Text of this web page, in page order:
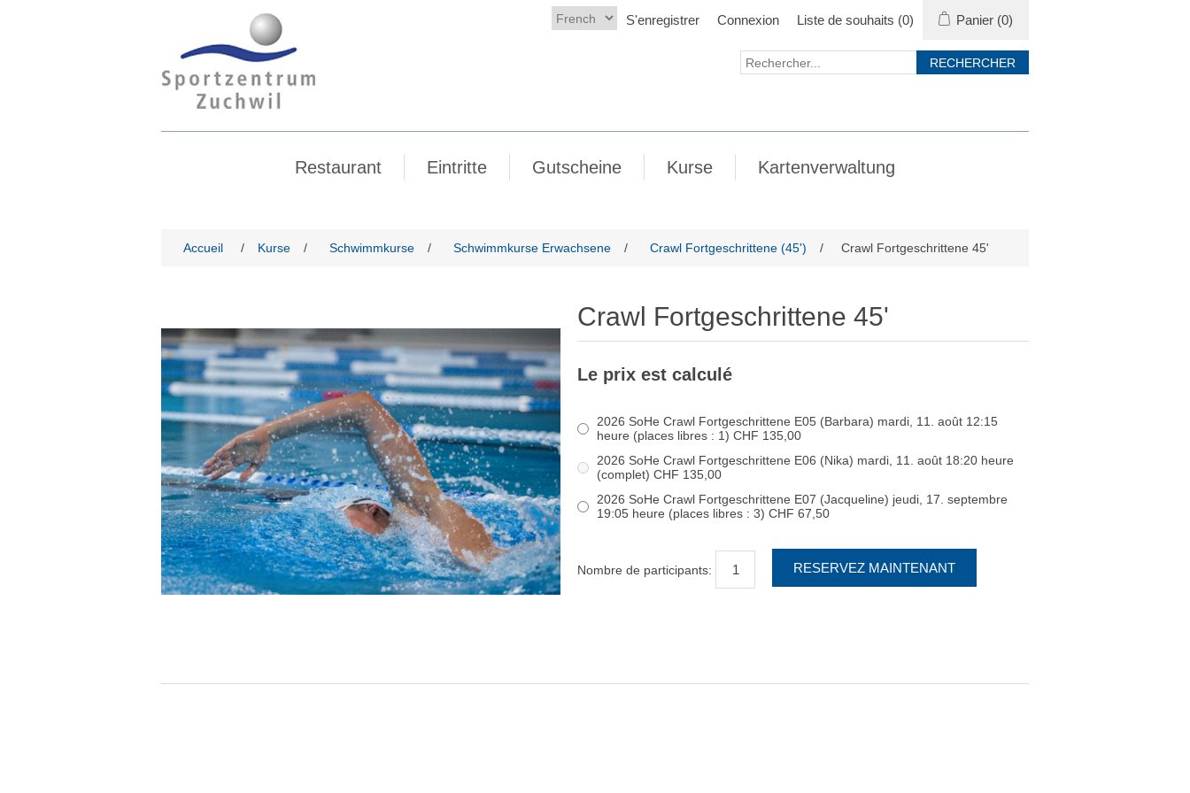
S'enregistrer Connexion Liste de souhaits (0) Panier (0)
Restaurant Eintritte Gutscheine Kurse Kartenverwaltung
Accueil / Kurse / Schwimmkurse / Schwimmkurse Erwachsene / Crawl Fortgeschrittene (45') / Crawl Fortgeschrittene 45'
Crawl Fortgeschrittene 45'
Le prix est calculé
2026 SoHe Crawl Fortgeschrittene E05 (Barbara) mardi, 11. août 12:15
heure (places libres : 1) CHF 135,00
2026 SoHe Crawl Fortgeschrittene E06 (Nika) mardi, 11. août 18:20 heure
(complet) CHF 135,00
2026 SoHe Crawl Fortgeschrittene E07 (Jacqueline) jeudi, 17. septembre
19:05 heure (places libres : 3) CHF 67,50
Nombre de participants: